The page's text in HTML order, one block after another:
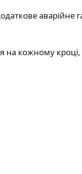
аварійне
на кожному